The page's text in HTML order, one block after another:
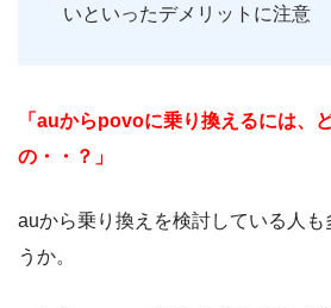
いといったデメリットに注意
「auからpovoに乗り換えるには、
の・・？」
auから乗り換えを検討している人も
うか。